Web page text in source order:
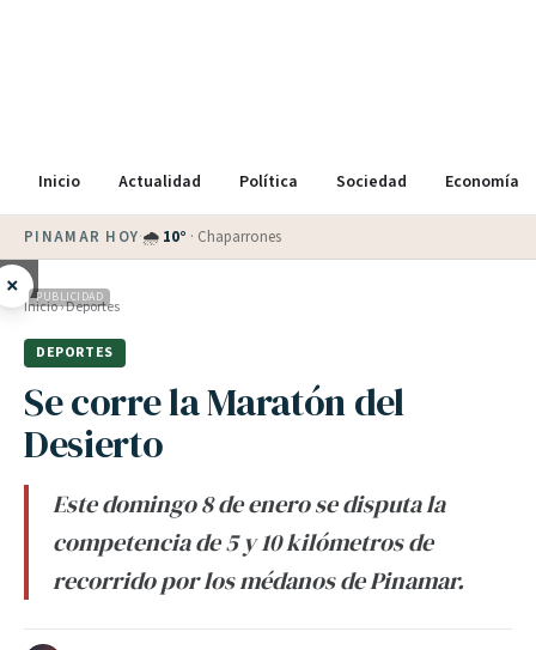
Inicio Actualidad Política Sociedad Economía
PINAMAR HOY·🌧 10° · Chaparrones
× PUBLICIDAD
Inicio›Deportes
DEPORTES
Se corre la Maratón del
Desierto
Este domingo 8 de enero se disputa la
competencia de 5 y 10 kilómetros de
recorrido por los médanos de Pinamar.